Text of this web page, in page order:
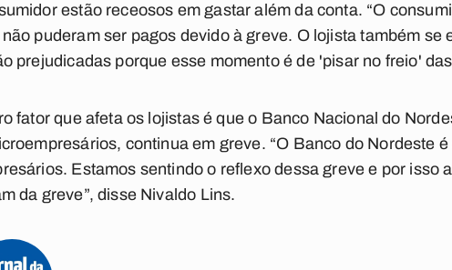
estão receosos em gastar além da conta. “O
puderam ser pagos devido à greve. O lojista também
prejudicadas porque esse momento é de 'pisar no freio'
fator que afeta os lojistas é que o Banco Nacional do
continua em greve. “O Banco do Nordeste
Estamos sentindo o reflexo dessa greve e por isso
da greve”, disse Nivaldo Lins.